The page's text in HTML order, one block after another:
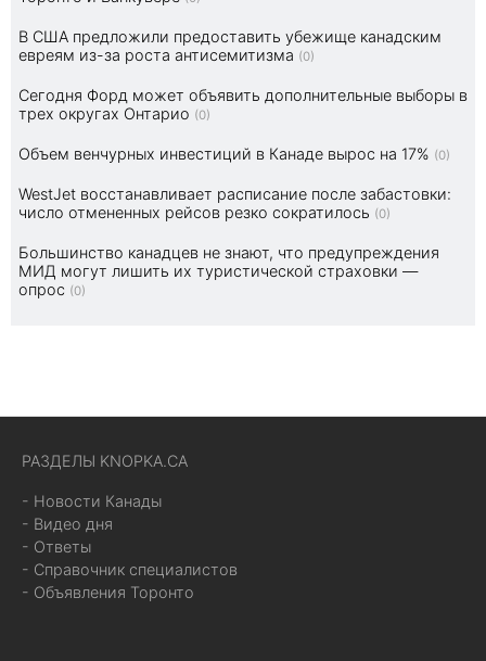
В США предложили предоставить убежище канадским
евреям из-за роста антисемитизма (0)
Сегодня Форд может объявить дополнительные выборы в
трех округах Онтарио (0)
Объем венчурных инвестиций в Канаде вырос на 17% (0)
WestJet восстанавливает расписание после забастовки:
число отмененных рейсов резко сократилось (0)
Большинство канадцев не знают, что предупреждения
МИД могут лишить их туристической страховки —
опрос (0)
РАЗДЕЛЫ KNOPKA.CA
- Новости Канады
- Видео дня
- Ответы
- Справочник специалистов
- Объявления Торонто